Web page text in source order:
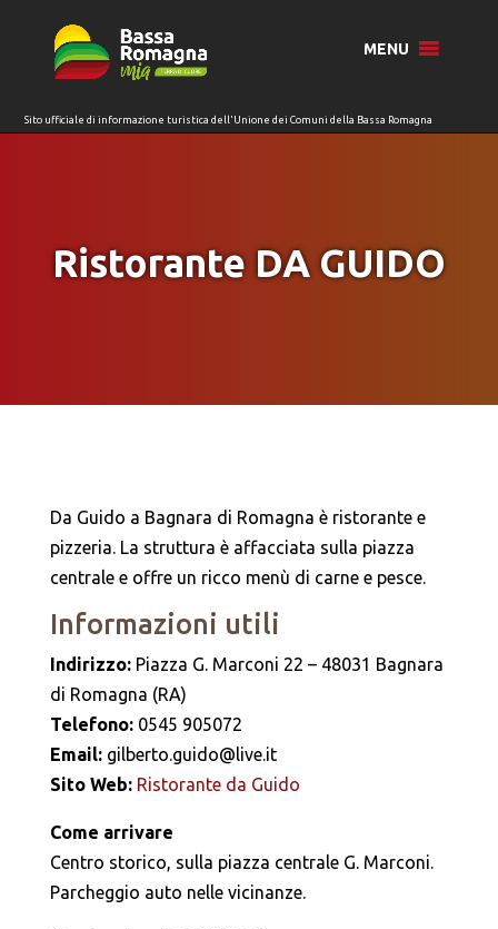
MENU
Ristorante DA GUIDO
Da Guido a Bagnara di Romagna è ristorante e
pizzeria. La struttura è affacciata sulla piazza
centrale e offre un ricco menù di carne e pesce.
Informazioni utili
Indirizzo: Piazza G. Marconi 22 – 48031 Bagnara
di Romagna (RA)
Telefono: 0545 905072
Email: gilberto.guido@live.it
Sito Web: Ristorante da Guido
Come arrivare
Centro storico, sulla piazza centrale G. Marconi.
Parcheggio auto nelle vicinanze.